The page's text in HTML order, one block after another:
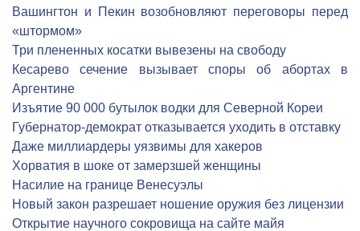
Вашингтон и Пекин возобновляют переговоры перед
«штормом»
Три плененных косатки вывезены на свободу
Кесарево сечение вызывает споры об абортах в
Аргентине
Изъятие 90 000 бутылок водки для Северной Кореи
Губернатор-демократ отказывается уходить в отставку
Даже миллиардеры уязвимы для хакеров
Хорватия в шоке от замерзшей женщины
Насилие на границе Венесуэлы
Новый закон разрешает ношение оружия без лицензии
Открытие научного сокровища на сайте майя